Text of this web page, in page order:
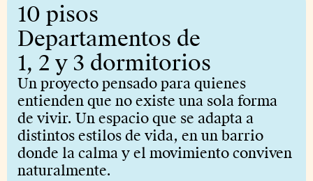
10 pisos
Departamentos de
1, 2 y 3 dormitorios
Un proyecto pensado para quienes
entienden que no existe una sola forma
de vivir. Un espacio que se adapta a
distintos estilos de vida, en un barrio
donde la calma y el movimiento conviven
naturalmente.